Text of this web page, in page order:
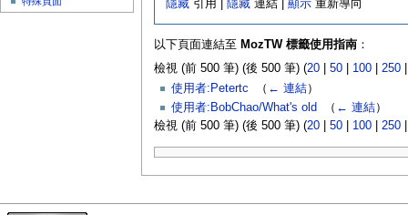
隱藏 引用 | 隱藏 連結 |顯示 重新導向
以下頁面連結至 MozTW 標籤使用指南：
檢視 (前 500 筆) (後 500 筆) (20| 50| 100| 250
使用者:Petertc
（ ← 連結）
使用者:BobChao/What's old
（ ← 連結）
檢視 (前 500 筆) (後 500 筆) (20| 50| 100| 250